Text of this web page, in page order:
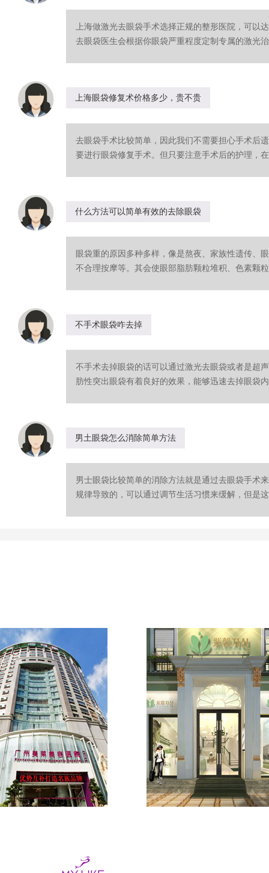
上海做激光去眼袋手术选择正规的整形医院，可以
去眼袋医生会根据你眼袋严重程度定制专属的激光
上海眼袋修复术价格多少，贵不贵
去眼袋手术比较简单，因此我们不需要担心手术后
要进行眼袋修复手术。但只要注意手术后的护理，
什么方法可以简单有效的去除眼袋
眼袋重的原因多种多样，像是熬夜、家族性遗传、
不合理按摩等。其会使眼部脂肪颗粒堆积、色素颗
不手术眼袋咋去掉
不手术去掉眼袋的话可以通过激光去眼袋或者是超
肪性突出眼袋有着良好的效果，能够迅速去掉眼袋
男土眼袋怎么消除简单方法
男士眼袋比较简单的消除方法就是通过去眼袋手术
规律导致的，可以通过调节生活习惯来缓解，但是